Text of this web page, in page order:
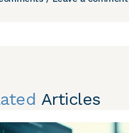
Articles